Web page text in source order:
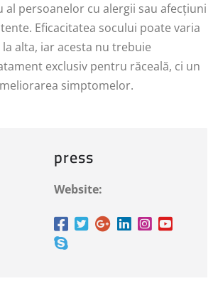
al persoanelor cu alergii sau afecțiuni
Eficacitatea socului poate varia
alta, iar acesta nu trebuie
exclusiv pentru răceală, ci un
simptomelor.
press
Website: